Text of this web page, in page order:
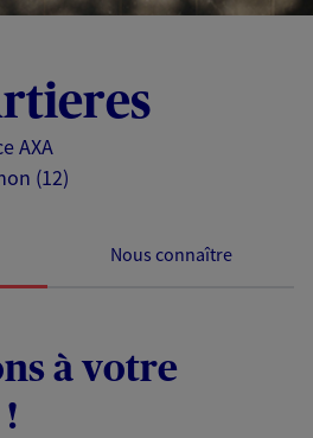
AXA
(12)
Nous connaître
à votre